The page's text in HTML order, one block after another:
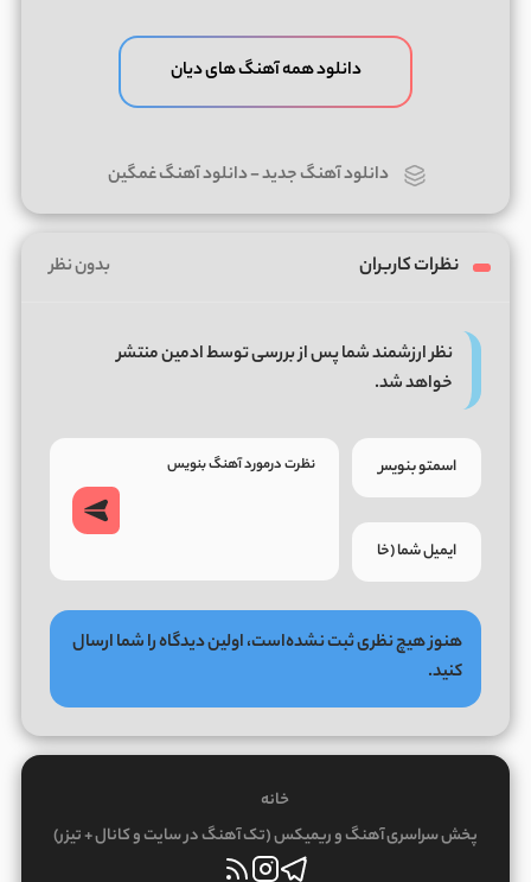
دانلود همه آهنگ های دیان
دانلود آهنگ جدید-دانلود آهنگ غمگین
نظرات کاربران بدون نظر
نظر ارزشمند شما پس از بررسی توسط ادمین منتشر
خواهد شد.
هنوز هیچ نظری ثبت نشده‌است، اولین دیدگاه را شما ارسال
کنید.
خانه
پخش سراسری آهنگ و ریمیکس (تک آهنگ در سایت و کانال + تیزر)